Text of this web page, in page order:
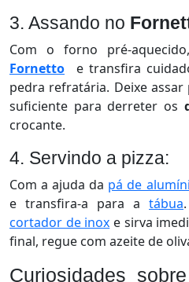
3. Assando no
Com o forno pré-
Fornetto e transfira
pedra refratária. Deixe
suficiente para derreter os
crocante.
4. Servindo a pizza:
Com a ajuda da pá de
e transfira-a para a tábua
cortador de inox e sirva
final, regue com azeite de
Curiosidades